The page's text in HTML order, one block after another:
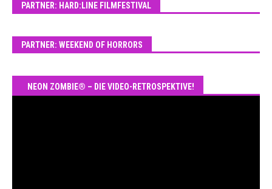
PARTNER: HARD:LINE FILMFESTIVAL
PARTNER: WEEKEND OF HORRORS
NEON ZOMBIE® – DIE VIDEO-RETROSPEKTIVE!